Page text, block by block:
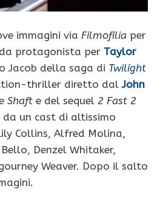
immagini via Filmofilia per
protagonista per Taylor
Jacob della saga di Twilight
thriller diretto dal John
Shaft e del sequel 2 Fast 2
un cast di altissimo
Collins, Alfred Molina,
Denzel Whitaker,
Weaver. Dopo il salto